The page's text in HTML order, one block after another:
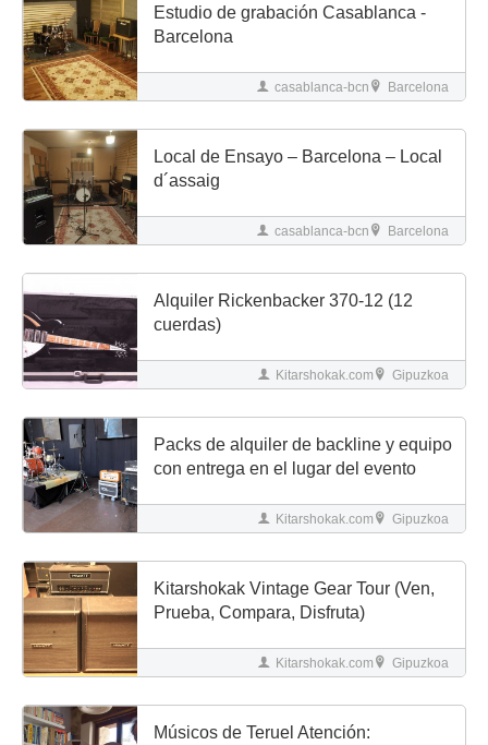
Estudio de grabación Casablanca -
Barcelona
casablanca-bcn Barcelona
Local de Ensayo – Barcelona – Local
d´assaig
casablanca-bcn Barcelona
Alquiler Rickenbacker 370-12 (12
cuerdas)
Kitarshokak.com Gipuzkoa
Packs de alquiler de backline y equipo
con entrega en el lugar del evento
Kitarshokak.com Gipuzkoa
Kitarshokak Vintage Gear Tour (Ven,
Prueba, Compara, Disfruta)
Kitarshokak.com Gipuzkoa
Músicos de Teruel Atención: